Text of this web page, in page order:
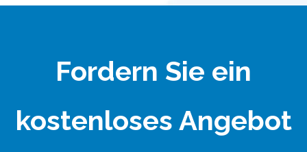
Fordern Sie ein
kostenloses Angebot